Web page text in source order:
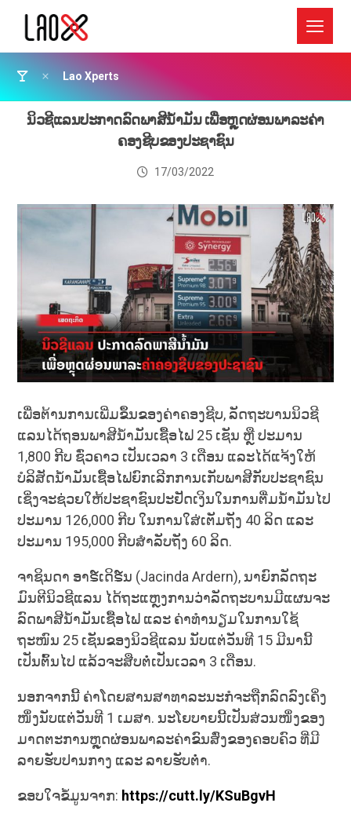
Lao Xperts
ນິວຊີແລນປະກາດລົດພາສີນໍ້າມັນ ເພື່ອຫຼຸດຜ່ອນພາລະຄ່າ
ຄອງຊີບຂອງປະຊາຊົນ
17/03/2022
ເພື່ອ​ຕ້ານ​ການ​ເພີ່ມ​ຂຶ້ນ​ຂອງ​ຄ່າ​ຄອງ​ຊີບ, ລັດຖະບານນິວຊີ
ແລນ​ໄດ້​ຖອນ​ພາສີ​ນ້ຳມັນ​ເຊື້ອ​ໄຟ 25 ​ເຊັນ ຫຼື ປະມານ
1,800 ກີບ ​ຊົ່ວຄາວ ເປັນເວລາ 3 ເດືອນ ​ແລະ​ໄດ້​ແຈ້ງ​ໃຫ້​
ບໍລິສັດ​ນ້ຳມັນ​ເຊື້ອ​ໄຟ​ຍົກ​ເລີກ​ການ​ເກັບ​ພາສີກັບປະຊາຊົນ
ເຊິ່ງຈະຊ່ວຍໃຫ້ປະຊາຊົນປະຢັດເງິນໃນການຕື່ມນໍ້າມັນໄປ
ປະມານ 126,000 ກີບ ໃນການໃສ່ເຕັມຖັງ 40 ລິດ ແລະ
ປະມານ 195,000 ກີບສໍາລັບຖັງ 60 ລິດ.
ຈາຊິນດາ ອາຣ໌ເດິຣ໌ນ (Jacinda Ardern), ນາຍົກລັດຖະ
ມົນຕີນິວຊີແລນ ໄດ້ຖະແຫຼງການວ່າລັດຖະບານ​ມີ​ແຜນ​ຈະ
ລົດ​ພາສີ​ນ້ຳມັນ​ເຊື້ອ​ໄຟ​ ແລະ ​ຄ່າ​ທຳນຽມໃນການໃຊ້
ຖະໜົນ 25 ​ເຊັນ​ຂອງ​ນິວຊີ​ແລນ ນັບ​ແຕ່​ວັນ​ທີ 15 ມີນາ​ນີ້​
ເປັນ​ຕົ້ນ​ໄປ ແລ້ວຈະ​ສືບ​ຕໍ່​ເປັນ​ເວລາ 3 ​ເດືອນ.
ນອກຈາກນີ້ ຄ່າ​ໂດຍສານ​ສາທາລະນະ​ກໍຈະ​ຖືກລົດ​ລົງ​ເຄິ່ງ
ໜຶ່ງ​ນັບ​ແຕ່​ວັນ​ທີ 1 ​ເມສາ​. ນະໂຍບາຍນີ້ເປັນ​ສ່ວນ​ໜຶ່ງ​ຂອງ​
ມາດ​ຕະການ​ຫຼຸດຜ່ອນ​ພາລະ​ຄ່າ​ຂົນ​ສົ່ງ​ຂອງ​ຄອບຄົວ ​ທີ່​ມີ​
ລາຍ​ຮັບ​ປານ​ກາງ​ ແລະ ​ລາຍຮັບຕ່ຳ.
ຂອບໃຈຂໍ້ມູນຈາກ: https://cutt.ly/KSuBgvH